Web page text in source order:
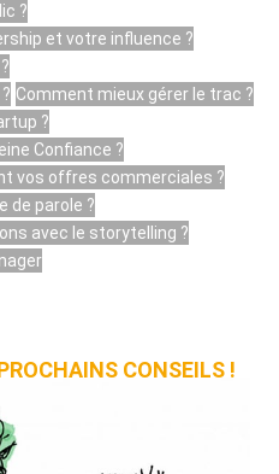
?
et votre influence ?
Comment mieux gérer le trac ?
?
Confiance ?
vos offres commerciales ?
de parole ?
avec le storytelling ?
CONSEILS !